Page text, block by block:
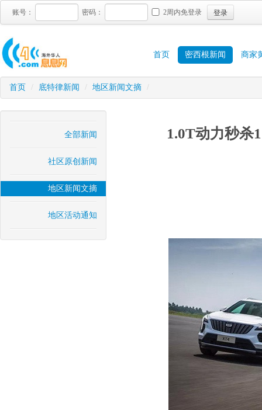
账号： 密码： 2周内免登录 登录
首页 密西根新闻 商家
首页 / 底特律新闻 / 地区新闻文摘 /
全部新闻
社区原创新闻
地区新闻文摘
地区活动通知
1.0T动力秒杀